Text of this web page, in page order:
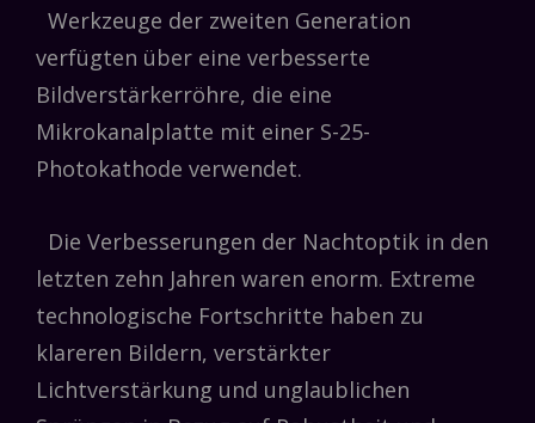
Werkzeuge der zweiten Generation
verfügten über eine verbesserte
Bildverstärkerröhre, die eine
Mikrokanalplatte mit einer S-25-
Photokathode verwendet.
Die Verbesserungen der Nachtoptik in den
letzten zehn Jahren waren enorm. Extreme
technologische Fortschritte haben zu
klareren Bildern, verstärkter
Lichtverstärkung und unglaublichen